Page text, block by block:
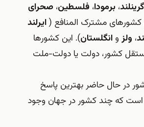
گرینلند، برمودا، فلسطین،صحرای
مشترک المنافع (ایرلند
، ولز وانگلستان). این کشورها
کشور، دولت یا دولت-ملت
196 کشور در حال حاضر بهترین پاسخ
است که چند کشور در جهان وجود